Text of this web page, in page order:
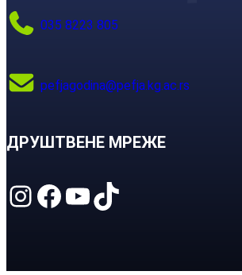
035 8223 805
pefjagodina@pefja.kg.ac.rs
ДРУШТВЕНЕ МРЕЖЕ
Instagram Facebook YouTube TikTok